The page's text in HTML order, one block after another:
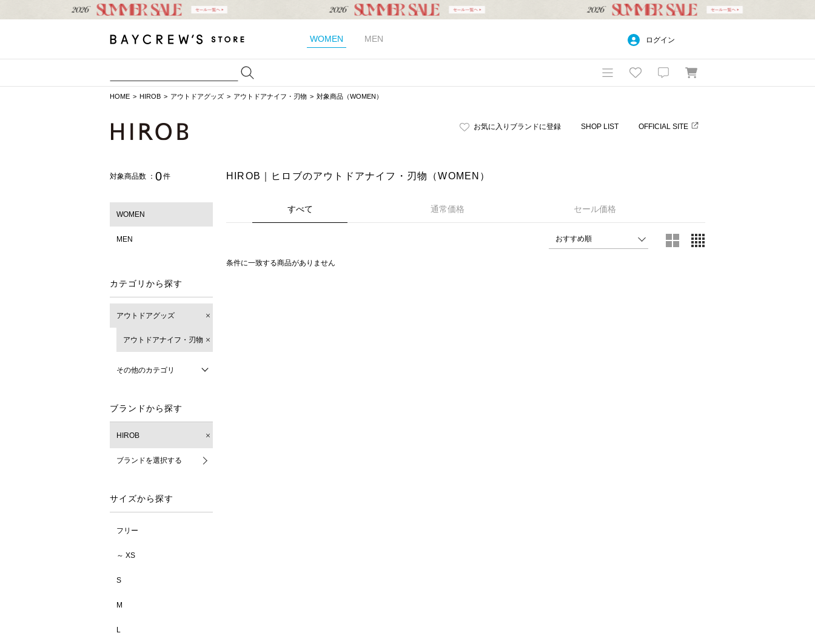
WOMEN MEN ログイン
HOME HIROB アウトドアグッズ アウトドアナイフ・刃物 対象商品（WOMEN）
お気に入りブランドに登録 SHOP LIST OFFICIAL SITE
対象商品数 ： 0件
WOMEN
MEN
カテゴリから探す
アウトドアグッズ
アウトドアナイフ・刃物
その他のカテゴリ
ブランドから探す
HIROB
ブランドを選択する
サイズから探す
フリー
～ XS
S
M
L
HIROB｜ヒロブのアウトドアナイフ・刃物（WOMEN）
すべて 通常価格 セール価格
条件に一致する商品がありません